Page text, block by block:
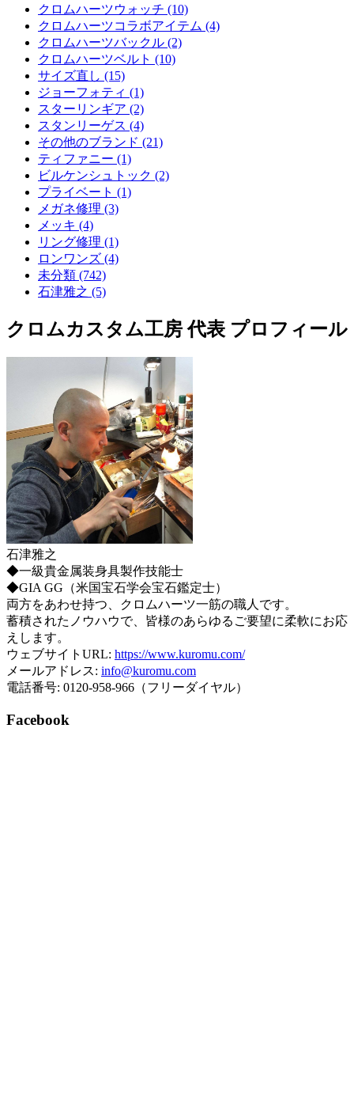
クロムハーツウォッチ (10)
クロムハーツコラボアイテム (4)
クロムハーツバックル (2)
クロムハーツベルト (10)
サイズ直し (15)
ジョーフォティ (1)
スターリンギア (2)
スタンリーゲス (4)
その他のブランド (21)
ティファニー (1)
ビルケンシュトック (2)
プライベート (1)
メガネ修理 (3)
メッキ (4)
リング修理 (1)
ロンワンズ (4)
未分類 (742)
石津雅之 (5)
クロムカスタム工房 代表 プロフィール
石津雅之
◆一級貴金属装身具製作技能士
◆GIA GG（米国宝石学会宝石鑑定士）
両方をあわせ持つ、クロムハーツ一筋の職人です。
蓄積されたノウハウで、皆様のあらゆるご要望に柔軟にお応
えします。
ウェブサイトURL: https://www.kuromu.com/
メールアドレス: info@kuromu.com
電話番号: 0120-958-966（フリーダイヤル）
Facebook